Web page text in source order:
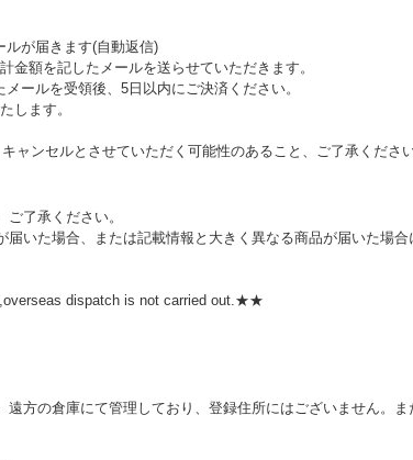
が届きます(自動返信)
額を記したメールを送らせていただきます。
ールを受領後、5日以内にご決済ください。
します。
ャンセルとさせていただく可能性のあること、ご了承ください
了承ください。
いた場合、または記載情報と大きく異なる商品が届いた場合
dispatch is not carried out.★★
遠方の倉庫にて管理しており、登録住所にはございません。